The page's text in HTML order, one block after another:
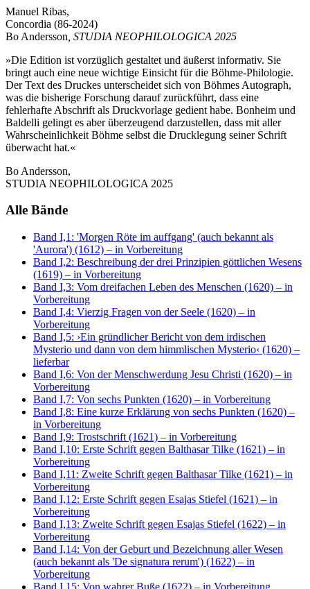
Manuel Ribas,
Concordia (86-2024)
Bo Andersson , STUDIA NEOPHILOLOGICA 2025
»Die Edition ist vorzüglich gestaltet und äußerst informativ. Sie
bringt auch eine neue wichtige Einsicht für die Böhme-Philologie.
Der Text des Druckes unterscheidet sich von Böhmes Autograph,
was die bisherige Forschung darauf zurückführt, dass eine
fehlerhafte Abschrift als Druckvorlage gedient habe. Bonheim und
Baldelli gelingt es aber überzeugend darzustellen, dass mit aller
Wahrscheinlichkeit Böhme selbst die Drucklegung seiner Schrift
überwacht hat.«
Bo Andersson,
STUDIA NEOPHILOLOGICA 2025
Alle Bände
Band I,1: 'Morgen Röte im auffgang' (auch bekannt als
'Aurora') (1612) – in Vorbereitung
Band I,2: Beschreibung der drei Prinzipien göttlichen Wesens
(1619) – in Vorbereitung
Band I,3: Vom dreifachen Leben des Menschen (1620) – in
Vorbereitung
Band I,4: Vierzig Fragen von der Seele (1620) – in
Vorbereitung
Band I,5: ›Ein gründlicher Bericht von dem irdischen
Mysterio und dann von dem himmlischen Mysterio‹ (1620) –
lieferbar
Band I,6: Von der Menschwerdung Jesu Christi (1620) – in
Vorbereitung
Band I,7: Von sechs Punkten (1620) – in Vorbereitung
Band I,8: Eine kurze Erklärung von sechs Punkten (1620) –
in Vorbereitung
Band I,9: Trostschrift (1621) – in Vorbereitung
Band I,10: Erste Schrift gegen Balthasar Tilke (1621) – in
Vorbereitung
Band I,11: Zweite Schrift gegen Balthasar Tilke (1621) – in
Vorbereitung
Band I,12: Erste Schrift gegen Esajas Stiefel (1621) – in
Vorbereitung
Band I,13: Zweite Schrift gegen Esajas Stiefel (1622) – in
Vorbereitung
Band I,14: Von der Geburt und Bezeichnung aller Wesen
(auch bekannt als 'De signatura rerum') (1622) – in
Vorbereitung
Band I,15: Von wahrer Buße (1622) – in Vorbereitung